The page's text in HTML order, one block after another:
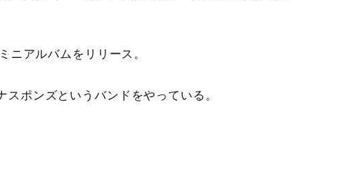
ニアルバムをリリース。
ポンズというバンドをやっている。